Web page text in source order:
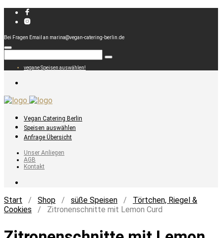
Bei Fragen Email an marina@vegan-catering-berlin.de
vegane Speisen auswählen!
Vegan Catering Berlin
Speisen auswählen
Anfrage Übersicht
Unser Anliegen
AGB
Kontakt
Start / Shop / süße Speisen / Törtchen, Riegel &
Cookies / Zitronenschnitte mit Lemon Curd